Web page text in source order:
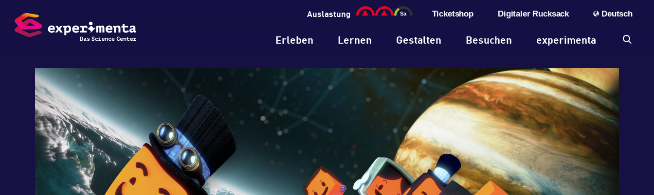
Auslastung Ticketshop Digitaler Rucksack Deutsch
Erleben Lernen Gestalten Besuchen experimenta